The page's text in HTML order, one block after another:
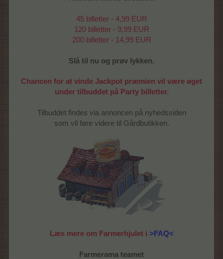
45 billetter - 4,99 EUR
120 billetter - 9,99 EUR
200 billetter - 14,99 EUR
Slå til nu og prøv lykken.
Chancen for at vinde Jackpot præmien vil være øget
under tilbuddet på Party billetter.
Tilbuddet findes via annoncen på nyhedssiden
som vil føre videre til Gårdbutikken.
Læs mere om Farmerhjulet i >FAQ<
Farmerama teamet